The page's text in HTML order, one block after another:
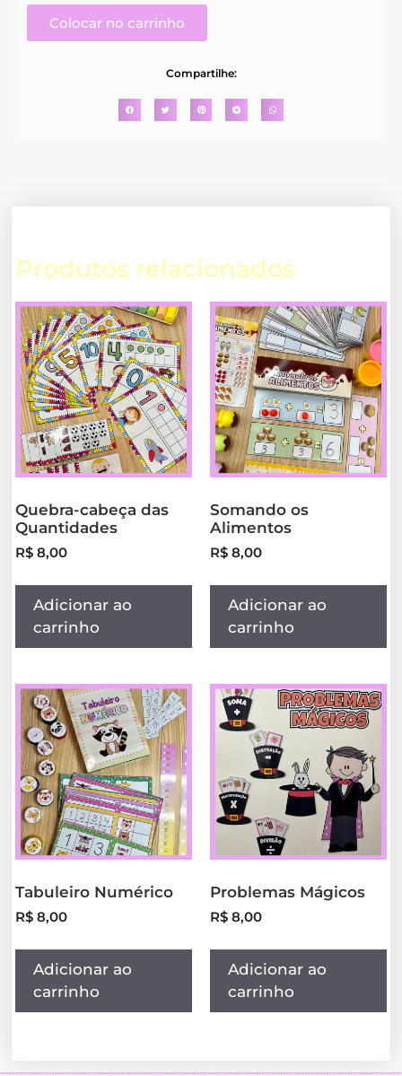
Colocar no carrinho
Compartilhe:
Produtos relacionados
Quebra-cabeça das
Quantidades
R$ 8,00
Adicionar ao
carrinho
Somando os
Alimentos
R$ 8,00
Adicionar ao
carrinho
Tabuleiro Numérico
R$ 8,00
Adicionar ao
carrinho
Problemas Mágicos
R$ 8,00
Adicionar ao
carrinho